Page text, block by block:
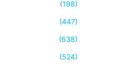
(198)
(447)
(638)
(524)